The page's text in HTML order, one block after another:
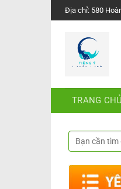
Chuyển
đến
Địa chỉ: 580
TRANG CHỦ